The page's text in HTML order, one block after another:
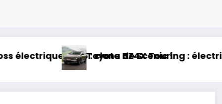
: clone de Scenic !
Toyota BZ4X Touring : électrique et